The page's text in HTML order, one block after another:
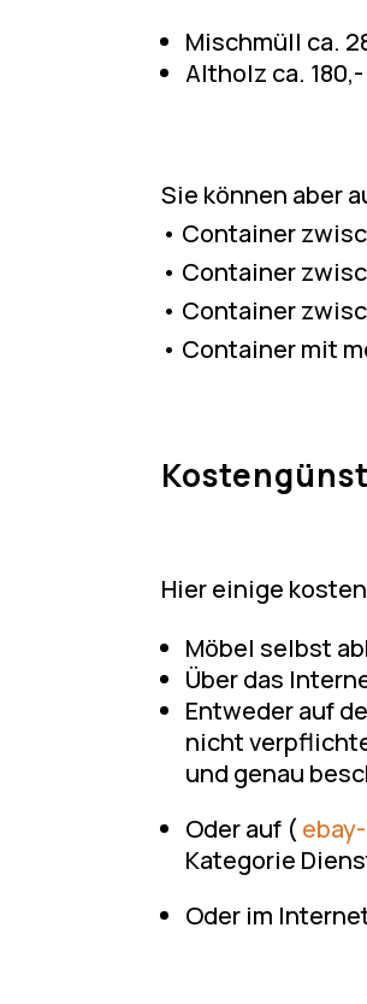
Mischmüll ca.
Altholz ca.
Sie können aber
• Container
• Container
• Container
• Container mit
Hier einige
Möbel selbst
Über das
Entweder auf
nicht
und genau
Oder auf (
Kategorie
Oder im